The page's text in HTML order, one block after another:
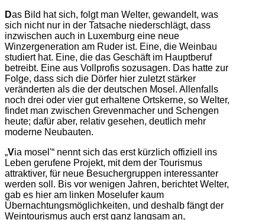
Das Bild hat sich, folgt man Welter, gewandelt, was
sich nicht nur in der Tatsache niederschlägt, dass
inzwischen auch in Luxemburg eine neue
Winzergeneration am Ruder ist. Eine, die Weinbau
studiert hat. Eine, die das Geschäft im Hauptberuf
betreibt. Eine aus Vollprofis sozusagen. Das hatte zur
Folge, dass sich die Dörfer hier zuletzt stärker
veränderten als die der deutschen Mosel. Allenfalls
noch drei oder vier gut erhaltene Ortskerne, so Welter,
findet man zwischen Grevenmacher und Schengen
heute; dafür aber, relativ gesehen, deutlich mehr
moderne Neubauten.
„Via mosel'“ nennt sich das erst kürzlich offiziell ins
Leben gerufene Projekt, mit dem der Tourismus
attraktiver, für neue Besuchergruppen interessanter
werden soll. Bis vor wenigen Jahren, berichtet Welter,
gab es hier am linken Moselufer kaum
Übernachtungsmöglichkeiten, und deshalb fängt der
Weintourismus auch erst ganz langsam an,